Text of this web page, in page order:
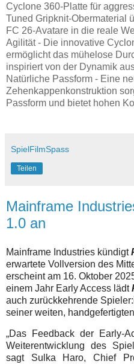
Cyclone 360-Platte für
Tuned Gripknit-Obermaterial
FC 26-Avatare in die reale
Agilität - Die innovative
ermöglicht das mühelose
inspiriert von der Dynamik
Natürliche Passform - Eine
Zehenkappenkonstruktion
Passform und bietet hohen
SpielFilmSpass
Teilen
Mainframe
1.0 an
Mainframe Industries kündigt
erwartete Vollversion des
erscheint am 16. Oktober
einem Jahr Early Access lädt
auch zurückkehrende
seiner weiten,
„Das Feedback der Early-
Weiterentwicklung des
sagt Sulka Haro, Chief